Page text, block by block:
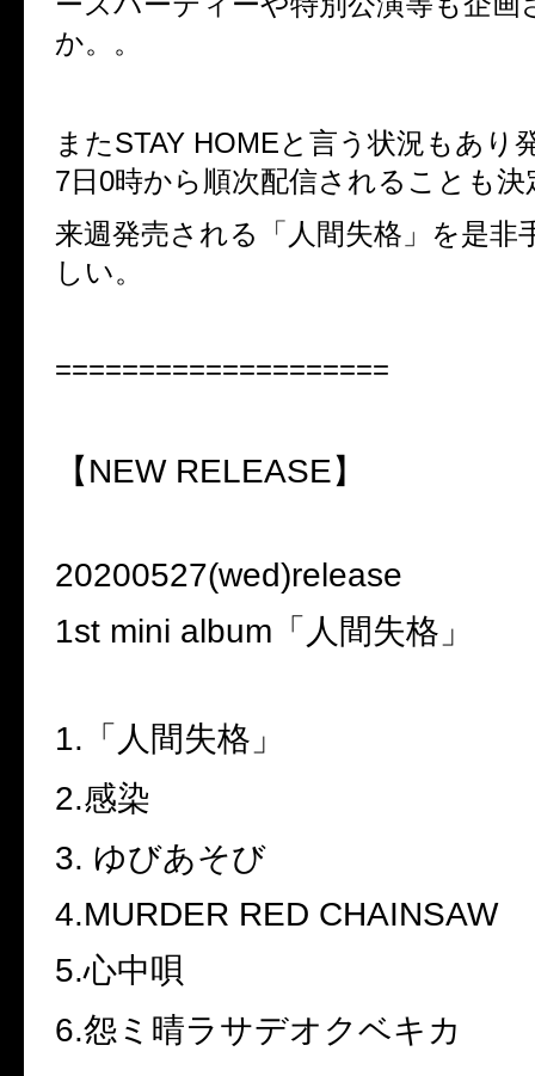
か。。
またSTAY HOMEと言う状況もあり
7日0時から順次配信されることも決
来週発売される「人間失格」を是非
しい。
====================
【NEW RELEASE】
20200527(wed)release
1st mini album「人間失格」
1.「人間失格」
2.感染
3. ゆびあそび
4.MURDER RED CHAINSAW
5.心中唄
6.怨ミ晴ラサデオクベキカ